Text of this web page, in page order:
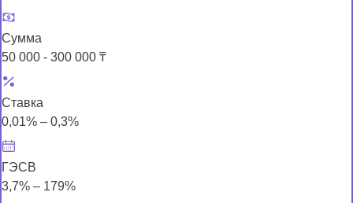
Сумма
50 000 - 300 000 ₸
Ставка
0,01% – 0,3%
ГЭСВ
3,7% – 179%